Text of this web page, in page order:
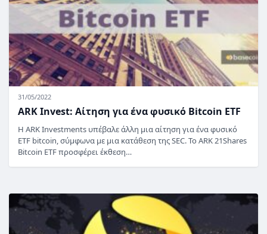
31/05/2022
ARK Invest: Αίτηση για ένα φυσικό Bitcoin ETF
Η ARK Investments υπέβαλε άλλη μια αίτηση για ένα φυσικό
ETF bitcoin, σύμφωνα με μια κατάθεση της SEC. Το ARK 21Shares
Bitcoin ETF προσφέρει έκθεση…